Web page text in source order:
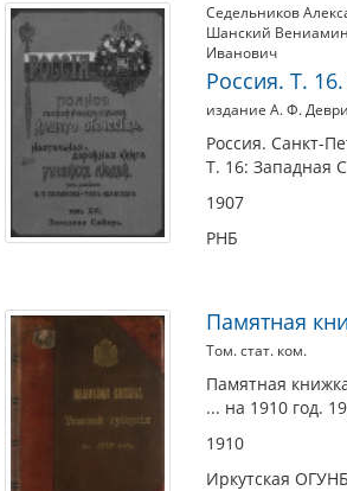
Седельников
Шанский
Иванович
Россия. Т.
издание А. Ф.
Россия. Санкт-
Т. 16: Западная
1907
РНБ
Памятная
Том. стат. ком.
Памятная
... на 1910 год.
1910
Иркутская ОГУНБ